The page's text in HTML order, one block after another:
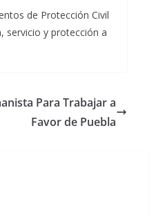
de Protección Civil
servicio y protección a
Para Trabajar a
Favor de Puebla